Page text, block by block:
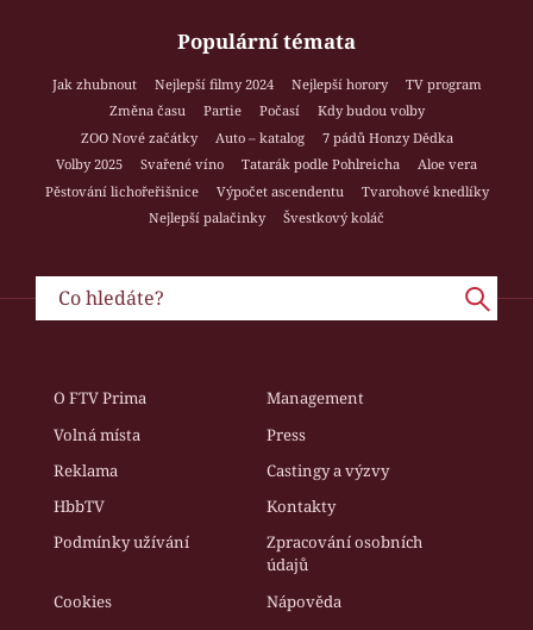
Populární témata
Jak zhubnout Nejlepší filmy 2024 Nejlepší horory
TV program
Změna času
Partie Počasí
Kdy budou volby
ZOO Nové začátky
Auto – katalog
7 pádů Honzy Dědka
Volby 2025
Svařené víno Tatarák podle Pohlreicha
Aloe vera
Pěstování lichořeřišnice
Výpočet ascendentu
Tvarohové knedlíky
Nejlepší palačinky
Švestkový koláč
O FTV Prima
Management
Volná místa
Press
Reklama
Castingy a výzvy
HbbTV
Kontakty
Podmínky užívání
Zpracování osobních
údajů
Cookies
Nápověda